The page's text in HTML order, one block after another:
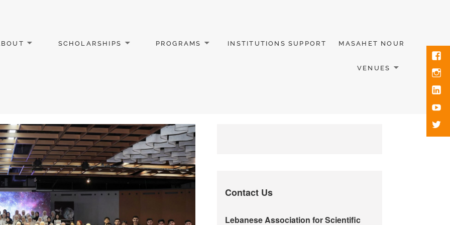
SCHOLARSHIPS PROGRAMS INSTITUTIONS SUPPORT MASAHET NOUR
VENUES
Contact Us
Lebanese Association for Scientific